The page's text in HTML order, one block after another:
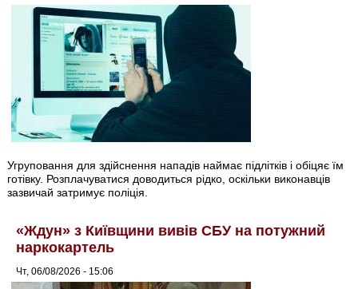
Угруповання для здійснення нападів наймає підлітків і обіцяє їм
готівку. Розплачуватися доводиться рідко, оскільки виконавців
зазвичай затримує поліція.
«Ждун» з Київщини вивів СБУ на потужний
наркокартель
Чт, 06/08/2026 - 15:06